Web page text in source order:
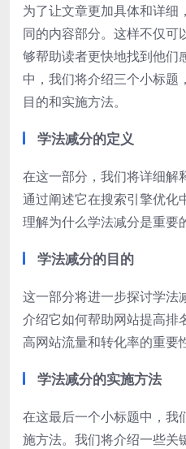
为了让文章更加具体和详细
同的内容部分。这样不仅可
够帮助读者更快地找到他们
中，我们将介绍三个小标题
目的和实施方法。
学法减分的定义
在这一部分，我们将详细解
通过阐述它在搜索引擎优化
理解为什么学法减分是重要
学法减分的目的
这一部分将进一步探讨学法
介绍它如何帮助网站提高排
高网站流量和转化率的重要
学法减分的实施方法
在这最后一个小标题中，我
施方法。我们将介绍一些关